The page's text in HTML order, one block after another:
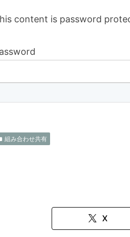
content is password
組み合わせ共有
X